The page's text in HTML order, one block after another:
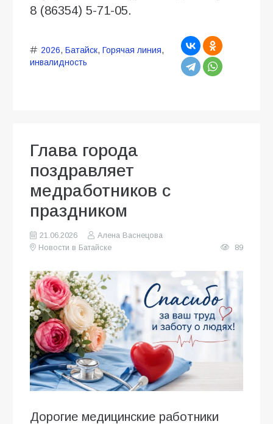
8 (86354) 5-71-05.
2026, Батайск, Горячая линия,
инвалидность
Глава города
поздравляет
медработников с
праздником
21.06.2026
Алена Васнецова
Новости в Батайске
89
Дорогие медицинские работники